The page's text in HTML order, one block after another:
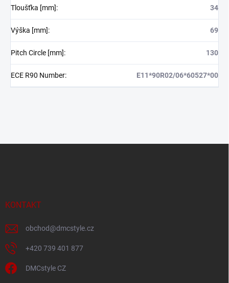
Tloušťka [mm]: 34
Výška [mm]: 69
Pitch Circle [mm]: 130
ECE R90 Number: E11*90R02/06*60527*00
KONTAKT
obchod@dmcstyle.cz
+420 739 401 877
DMCstyle CZ